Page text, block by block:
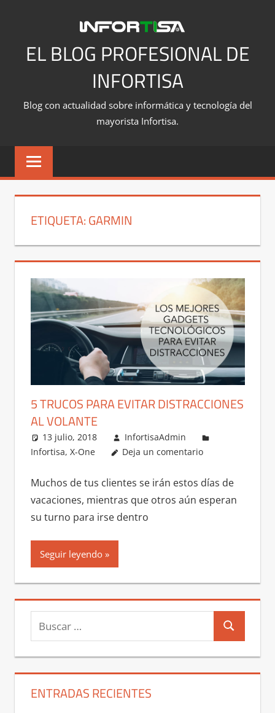
contenidoEL BLOG PROFESIONAL DE
INFORTISA
Blog con actualidad sobre informática y tecnología del
mayorista Infortisa.
ETIQUETA:GARMIN
5 TRUCOS PARA EVITAR DISTRACCIONES
AL VOLANTE
13 julio, 2018
InfortisaAdmin
Infortisa, X-One Deja un comentario
Muchos de tus clientes se irán estos días de
vacaciones, mientras que otros aún esperan
su turno para irse dentro
Seguir leyendo
Buscar:
Buscar
ENTRADAS RECIENTES